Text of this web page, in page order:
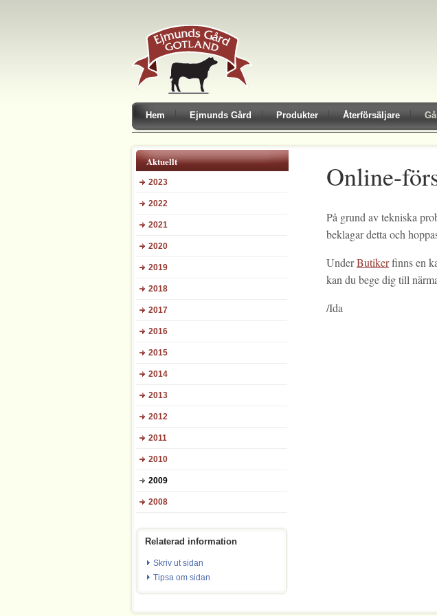
Hem Ejmunds Gård Produkter Återförsäljare
Aktuellt
2023
2022
2021
2020
2019
2018
2017
2016
2015
2014
2013
2012
2011
2010
2009
2008
Relaterad information
Skriv ut sidan
Tipsa om sidan
Online-
På grund av tekniska
beklagar detta och
UnderButikerfinns en
kan du bege dig till
/Ida